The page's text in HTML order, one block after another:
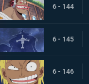
6 - 144
6 - 145
6 - 146